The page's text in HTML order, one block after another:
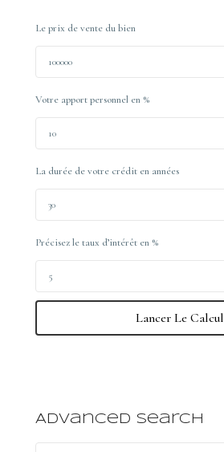
Le prix de vente du bien
Votre apport personnel en %
La durée de votre crédit en années
Précisez le taux d’intérêt en %
Lancer Le Calcul
Advanced Search